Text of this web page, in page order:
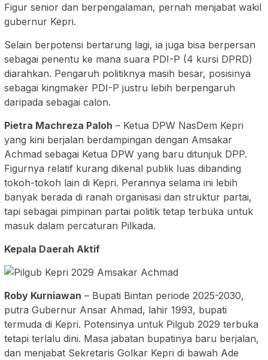
Figur senior dan berpengalaman, pernah menjabat wakil
gubernur Kepri.
Selain berpotensi bertarung lagi, ia juga bisa berpersan
sebagai penentu ke mana suara PDI-P (4 kursi DPRD)
diarahkan. Pengaruh politiknya masih besar, posisinya
sebagai kingmaker PDI-P justru lebih berpengaruh
daripada sebagai calon.
Pietra Machreza Paloh – Ketua DPW NasDem Kepri
yang kini berjalan berdampingan dengan Amsakar
Achmad sebagai Ketua DPW yang baru ditunjuk DPP.
Figurnya relatif kurang dikenal publik luas dibanding
tokoh-tokoh lain di Kepri. Perannya selama ini lebih
banyak berada di ranah organisasi dan struktur partai,
tapi sebagai pimpinan partai politik tetap terbuka untuk
masuk dalam percaturan Pilkada.
Kepala Daerah Aktif
Roby Kurniawan – Bupati Bintan periode 2025-2030,
putra Gubernur Ansar Ahmad, lahir 1993, bupati
termuda di Kepri. Potensinya untuk Pilgub 2029 terbuka
tetapi terlalu dini. Masa jabatan bupatinya baru berjalan,
dan menjabat Sekretaris Golkar Kepri di bawah Ade